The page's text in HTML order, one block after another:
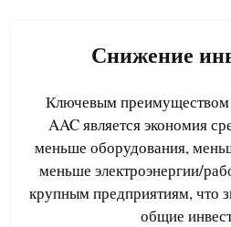
Снижение
Ключевым преимуществом
AAC является экономия
меньше оборудования,
меньше электроэнергии/
крупным предприятиям, что
общие